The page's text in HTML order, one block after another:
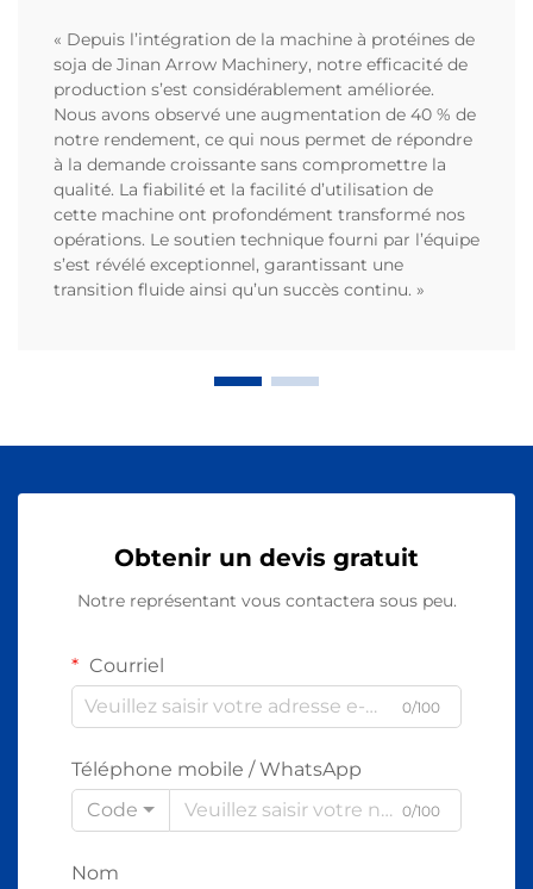
« Depuis l’intégration de la machine à protéines de
soja de Jinan Arrow Machinery, notre efficacité de
production s’est considérablement améliorée.
Nous avons observé une augmentation de 40 % de
notre rendement, ce qui nous permet de répondre
à la demande croissante sans compromettre la
qualité. La fiabilité et la facilité d’utilisation de
cette machine ont profondément transformé nos
opérations. Le soutien technique fourni par l’équipe
s’est révélé exceptionnel, garantissant une
transition fluide ainsi qu’un succès continu. »
Obtenir un devis gratuit
Notre représentant vous contactera sous peu.
Courriel
0/100
Téléphone mobile / WhatsApp
Code
0/100
Nom